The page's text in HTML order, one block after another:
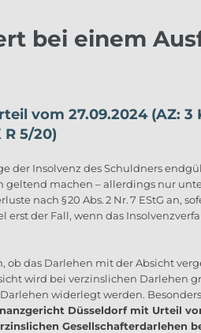
bei einem
vom 27.09.2024 (AZ:
R 5/20)
der Insolvenz des Schuldners
geltend machen – allerdings nur
nach § 20 Abs. 2 Nr. 7 EStG
erst der Fall, wenn das
ob das Darlehen mit der Absicht
wird bei verzinslichen Darlehen
widerlegt werden.
Düsseldorf mit Urteil
Gesellschafterdarlehen